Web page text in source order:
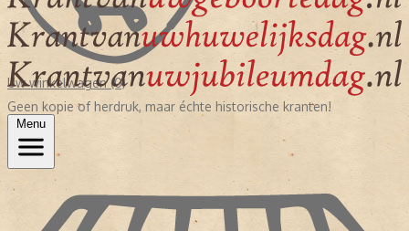
Uw winkelwagen (0)
Geen kopie of herdruk, maar échte historische kranten!
Menu